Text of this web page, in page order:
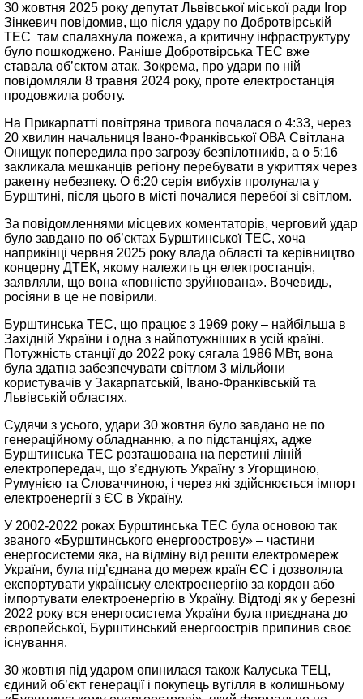
30 жовтня 2025 року депутат Львівської міської ради Ігор
Зінкевич повідомив, що після удару по Добротвірській
ТЕС там спалахнула пожежа, а критичну інфраструктуру
було пошкоджено. Раніше Добротвірська ТЕС вже
ставала об’єктом атак. Зокрема, про удари по ній
повідомляли 8 травня 2024 року, проте електростанція
продовжила роботу.
На Прикарпатті повітряна тривога почалася о 4:33, через
20 хвилин начальниця Івано-Франківської ОВА Світлана
Онищук попередила про загрозу безпілотників, а о 5:16
закликала мешканців регіону перебувати в укриттях через
ракетну небезпеку. О 6:20 серія вибухів пролунала у
Бурштині, після цього в місті почалися перебої зі світлом.
За повідомленнями місцевих коментаторів, черговий удар
було завдано по об’єктах Бурштинської ТЕС, хоча
наприкінці червня 2025 року влада області та керівництво
концерну ДТЕК, якому належить ця електростанція,
заявляли, що вона «повністю зруйнована». Вочевидь,
росіяни в це не повірили.
Бурштинська ТЕС, що працює з 1969 року – найбільша в
Західній України і одна з найпотужніших в усій країні.
Потужність станції до 2022 року сягала 1986 МВт, вона
була здатна забезпечувати світлом 3 мільйони
користувачів у Закарпатській, Івано-Франківській та
Львівській областях.
Судячи з усього, удари 30 жовтня було завдано не по
генераційному обладнанню, а по підстанціях, адже
Бурштинська ТЕС розташована на перетині ліній
електропередач, що з’єднують Україну з Угорщиною,
Румунією та Словаччиною, і через які здійснюється імпорт
електроенергії з ЄС в Україну.
У 2002-2022 роках Бурштинська ТЕС була основою так
званого «Бурштинського енергоострову» – частини
енергосистеми яка, на відміну від решти електромереж
України, була під’єднана до мереж країн ЄС і дозволяла
експортувати українську електроенергію за кордон або
імпортувати електроенергію в Україну. Відтоді як у березні
2022 року вся енергосистема України була приєднана до
європейської, Бурштинський енергоострів припинив своє
існування.
30 жовтня під ударом опинилася також Калуська ТЕЦ,
єдиний об’єкт генерації і покупець вугілля в колишньому